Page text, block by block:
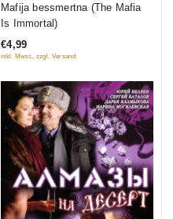
5
Mafija bessmertna (The Mafia
Is Immortal)
€4,99
inkl. Mwst., zzgl. Versand